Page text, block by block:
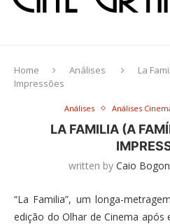
Home Análises
La
Impressões
Análises Análises
LA FAMILIA (A
written by Caio
“La Familia”, um longa-
edição do Olhar de Cinema após